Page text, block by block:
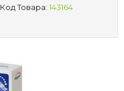
Код Товара: 143164